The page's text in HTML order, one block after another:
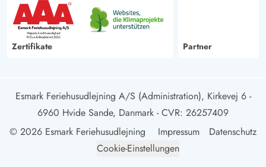
Zertifikate Partner
Esmark Feriehusudlejning A/S (Administration), Kirkevej 6 -
6960 Hvide Sande, Danmark - CVR: 26257409
© 2026 Esmark Feriehusudlejning
Impressum
Datenschutz
Cookie-Einstellungen